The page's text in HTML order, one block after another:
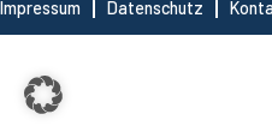
Impressum
Datenschutz